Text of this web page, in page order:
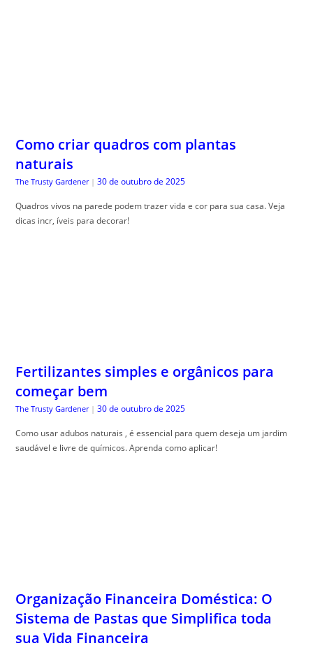
Como criar quadros com plantas
naturais
The Trusty Gardener | 30 de outubro de 2025
Quadros vivos na parede podem trazer vida e cor para sua casa. Veja
dicas incr, íveis para decorar!
Fertilizantes simples e orgânicos para
começar bem
The Trusty Gardener | 30 de outubro de 2025
Como usar adubos naturais , é essencial para quem deseja um jardim
saudável e livre de químicos. Aprenda como aplicar!
Organização Financeira Doméstica: O
Sistema de Pastas que Simplifica toda
sua Vida Financeira